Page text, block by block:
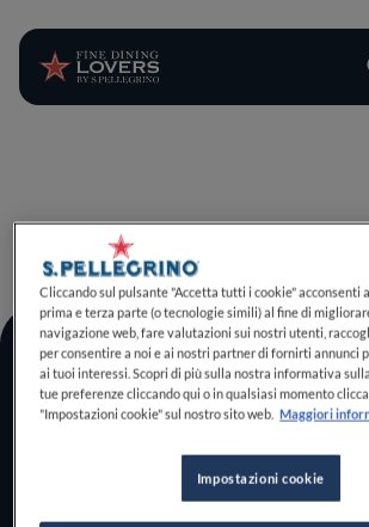
TORNA A INIZIO PAGINA
Home
Log In
Scopri il vero
foodie che è in
Cliccando sul pulsante "Accetta tutti i cookie" acconsenti
prima e terza parte (o tecnologie simili) al fine di
navigazione web, fare valutazioni sui nostri utenti,
per consentire a noi e ai nostri partner di fornirti annunci
ai tuoi interessi. Scopri di più sulla nostra informativa
tue preferenze cliccando qui o in qualsiasi momento
"Impostazioni cookie" sul nostro sito web. Maggiori
Impostazioni cookie